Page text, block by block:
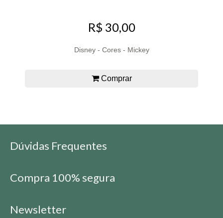
R$ 30,00
Disney - Cores - Mickey
Comprar
Dúvidas Frequentes
Compra 100% segura
Newsletter